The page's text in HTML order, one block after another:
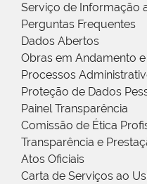
Serviço de Informação
Perguntas Frequentes
Dados Abertos
Obras em Andamento
Processos
Proteção de Dados
Painel Transparência
Comissão de Ética
Transparência e
Atos Oficiais
Carta de Serviços ao